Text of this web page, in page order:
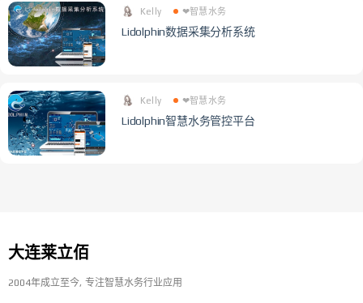
Kelly ❤智慧水务
Lidolphin数据采集分析系统
Kelly ❤智慧水务
Lidolphin智慧水务管控平台
大连莱立佰
2004年成立至今 专注智慧水务行业应用